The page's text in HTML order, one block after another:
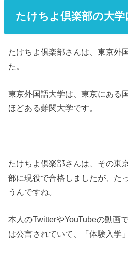
たけちよ倶楽部の大学
たけちよ倶楽部さんは、東京外
た。
東京外国語大学は、東京にある
ほどある難関大学です。
たけちよ倶楽部さんは、その東
部に現役で合格しましたが、た
うんですね。
本人のTwitterやYouTubeの動画
は公言されていて、「体験入学